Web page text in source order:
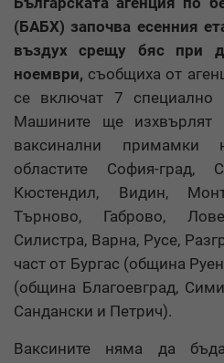
(БАБХ) започва есенния
въздух срещу бяс при
ноември, съобщиха от
се включат 7 специално
Машините ще
ваксинални примамки
областите София-град,
Кюстендил, Видин,
Търново, Габрово,
Силистра, Варна, Русе,
част от Бургас (община
(община Благоевград,
Сандански и Петрич).
Ваксините няма да